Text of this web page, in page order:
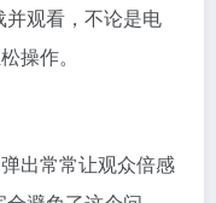
观看，不论是电
操作。
出常常让观众倍感